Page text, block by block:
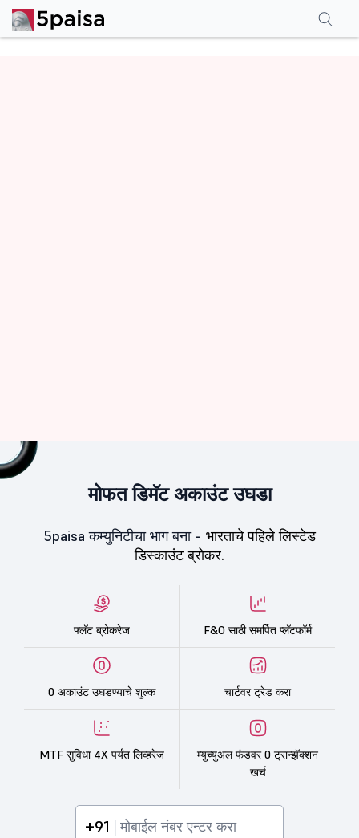
मोफत डिमॅट अकाउंट उघडा
5paisa कम्युनिटीचा भाग बना - भारताचे पहिले लिस्टेड
डिस्काउंट ब्रोकर.
फ्लॅट ब्रोकरेज F&O साठी समर्पित प्लॅटफॉर्म
0 अकाउंट उघडण्याचे शुल्क चार्टवर ट्रेड करा
MTF सुविधा 4X पर्यंत लिव्हरेज
म्युच्युअल फंडवर 0 ट्रान्झॅक्शन
खर्च
+91